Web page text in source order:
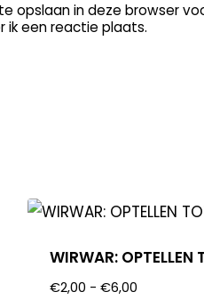
opslaan in deze browser
ik een reactie plaats.
WIRWAR: OPTELLEN
€2,00 - €6,00